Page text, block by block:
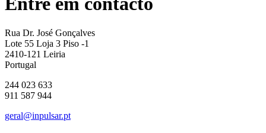
Rua Dr. José Gonçalves
Lote 55 Loja 3 Piso -1
2410-121 Leiria
Portugal
244 023 633
911 587 944
geral@inpulsar.pt